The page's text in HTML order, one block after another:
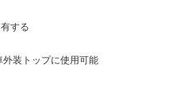
する
装トップに使用可能